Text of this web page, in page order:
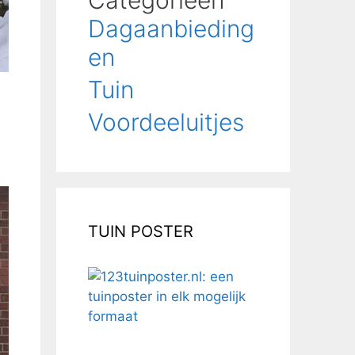
Dagaanbieding
en
Tuin
Voordeeluitjes
TUIN POSTER